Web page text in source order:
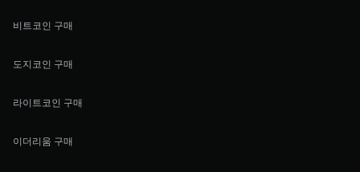
비트코인 구매
도지코인 구매
라이트코인 구매
이더리움 구매